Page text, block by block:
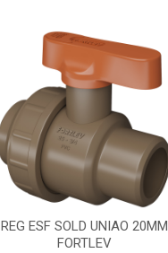
REG ESF SOLD UNIAO 20MM
FORTLEV